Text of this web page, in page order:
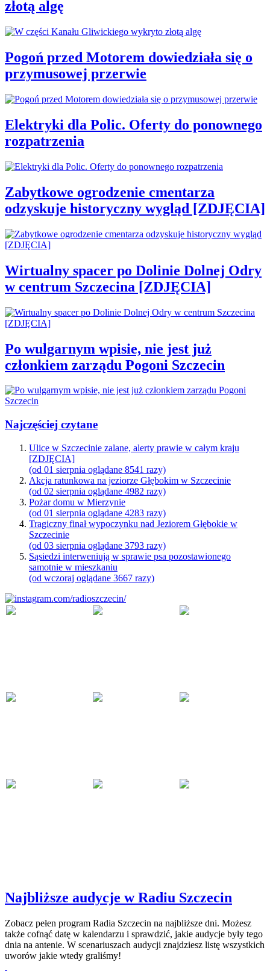
złotą algę
Pogoń przed Motorem dowiedziała się o
przymusowej przerwie
Elektryki dla Polic. Oferty do ponownego
rozpatrzenia
Zabytkowe ogrodzenie cmentarza
odzyskuje historyczny wygląd [ZDJĘCIA]
Wirtualny spacer po Dolinie Dolnej Odry
w centrum Szczecina [ZDJĘCIA]
Po wulgarnym wpisie, nie jest już
członkiem zarządu Pogoni Szczecin
Najczęściej czytane
Ulice w Szczecinie zalane, alerty prawie w całym kraju
[ZDJĘCIA]
(od 01 sierpnia oglądane 8541 razy)
Akcja ratunkowa na jeziorze Głębokim w Szczecinie
(od 02 sierpnia oglądane 4982 razy)
Pożar domu w Mierzynie
(od 01 sierpnia oglądane 4283 razy)
Tragiczny finał wypoczynku nad Jeziorem Głębokie w
Szczecinie
(od 03 sierpnia oglądane 3793 razy)
Sąsiedzi interweniują w sprawie psa pozostawionego
samotnie w mieszkaniu
(od wczoraj oglądane 3667 razy)
Najbliższe audycje w Radiu Szczecin
Zobacz pełen program Radia Szczecin na najbliższe dni. Możesz
także cofnąć datę w kalendarzu i sprawdzić, jakie audycje były tego
dnia na antenie. W scenariuszach audycji znajdziesz listę wszystkich
uworów jakie wtedy graliśmy!